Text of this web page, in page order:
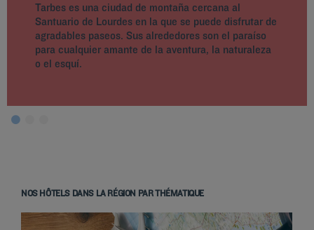
Tarbes es una ciudad de montaña cercana al
Santuario de Lourdes en la que se puede disfrutar de
agradables paseos. Sus alrededores son el paraíso
para cualquier amante de la aventura, la naturaleza
o el esquí.
NOS HÔTELS DANS LA RÉGION PAR THÉMATIQUE